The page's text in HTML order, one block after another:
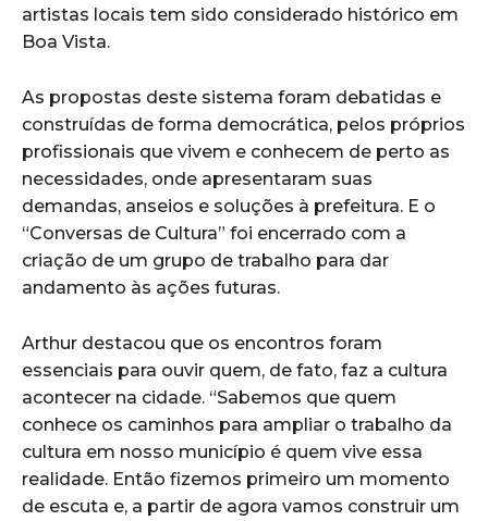
artistas locais tem sido considerado histórico em
Boa Vista.
As propostas deste sistema foram debatidas e
construídas de forma democrática, pelos próprios
profissionais que vivem e conhecem de perto as
necessidades, onde apresentaram suas
demandas, anseios e soluções à prefeitura. E o
“Conversas de Cultura” foi encerrado com a
criação de um grupo de trabalho para dar
andamento às ações futuras.
Arthur destacou que os encontros foram
essenciais para ouvir quem, de fato, faz a cultura
acontecer na cidade. “Sabemos que quem
conhece os caminhos para ampliar o trabalho da
cultura em nosso município é quem vive essa
realidade. Então fizemos primeiro um momento
de escuta e, a partir de agora vamos construir um